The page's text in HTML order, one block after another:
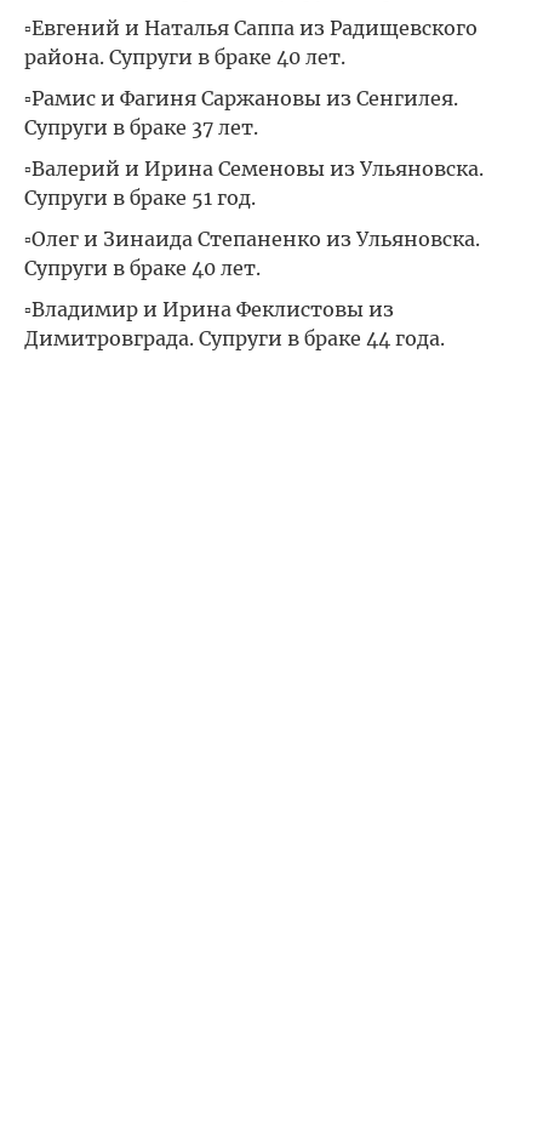
▫Евгений и Наталья Саппа из Радищевского
района. Супруги в браке 40 лет.
▫Рамис и Фагиня Саржановы из Сенгилея.
Супруги в браке 37 лет.
▫Валерий и Ирина Семеновы из Ульяновска.
Супруги в браке 51 год.
▫Олег и Зинаида Степаненко из Ульяновска.
Супруги в браке 40 лет.
▫Владимир и Ирина Феклистовы из
Димитровграда. Супруги в браке 44 года.